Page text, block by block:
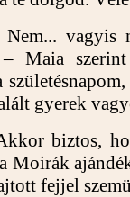
vagyis
Maia
gyerek
biztos, hogy
Moirák
fejjel